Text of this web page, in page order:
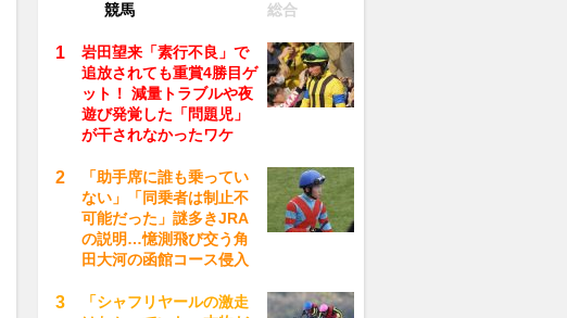
競馬 総合
岩田望来「素行不良」で
追放されても重賞4勝目ゲ
ット！ 減量トラブルや夜
遊び発覚した「問題児」
が干されなかったワケ
「助手席に誰も乗ってい
ない」「同乗者は制止不
可能だった」謎多きJRA
の説明…憶測飛び交う角
田大河の函館コース侵入
「シャフリヤールの激走